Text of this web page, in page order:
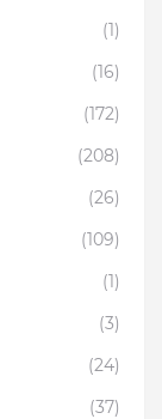
(1)
(16)
(172)
(208)
(26)
(109)
(1)
(3)
(24)
(37)